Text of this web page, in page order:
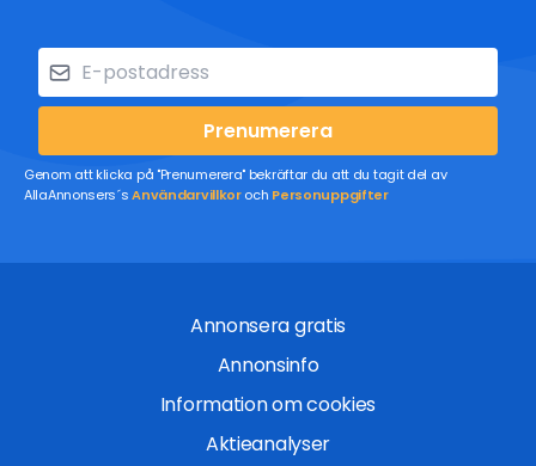
Prenumerera
Genom att klicka på "Prenumerera" bekräftar du att du tagit del av
AllaAnnonsers´sAnvändarvillkoroch Personuppgifter
Annonsera gratis
Annonsinfo
Information om cookies
Aktieanalyser